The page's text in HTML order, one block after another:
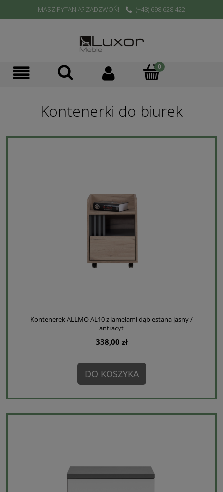
MASZ PYTANIA? ZADZWOŃ! (+48) 698 628 422
Kontenerki do biurek
Kontenerek ALLMO AL10 z lamelami dąb estana jasny /
antracyt
338,00 zł
DO KOSZYKA